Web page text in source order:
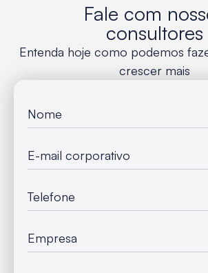
Fale com
consultores
Entenda hoje como podemos
crescer mais